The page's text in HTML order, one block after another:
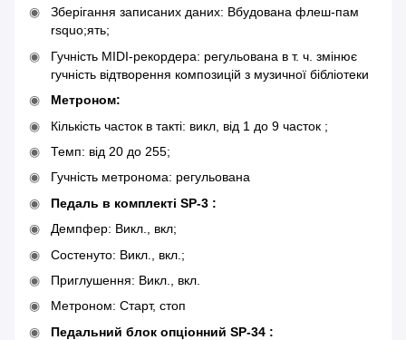
Зберігання записаних даних: Вбудована флеш-пам
rsquo;ять;
Гучність MIDI-рекордера: регульована в т. ч. змінює
гучність відтворення композицій з музичної бібліотеки
Метроном:
Кількість часток в такті: викл, від 1 до 9 часток ;
Темп: від 20 до 255;
Гучність метронома: регульована
Педаль в комплекті SP-3 :
Демпфер: Викл., вкл;
Состенуто: Викл., вкл.;
Приглушення: Викл., вкл.
Метроном: Старт, стоп
Педальний блок опціонний SP-34 :